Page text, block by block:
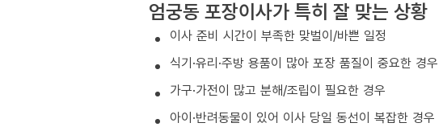
엄궁동 포장이사가 특히 잘 맞는 상황
이사 준비 시간이 부족한 맞벌이/바쁜 일정
식기·유리·주방 용품이 많아 포장 품질이 중요한 경우
가구·가전이 많고 분해/조립이 필요한 경우
아이·반려동물이 있어 이사 당일 동선이 복잡한 경우